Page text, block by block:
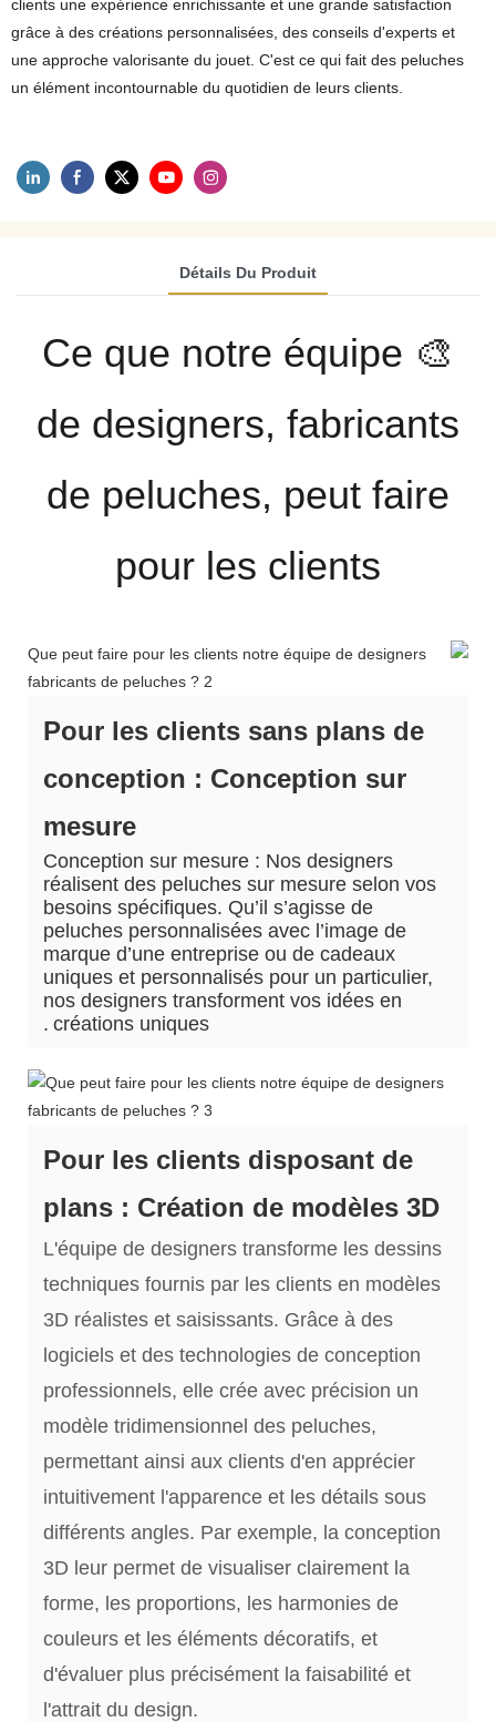
clients une expérience enrichissante et une grande satisfaction
grâce à des créations personnalisées, des conseils d'experts et
une approche valorisante du jouet. C'est ce qui fait des peluches
un élément incontournable du quotidien de leurs clients.
Détails Du Produit
🎨 Ce que notre équipe
de designers, fabricants
de peluches, peut faire
pour les clients
Pour les clients sans plans de
conception : Conception sur
mesure
Conception sur mesure : Nos designers
réalisent des peluches sur mesure selon vos
besoins spécifiques. Qu’il s’agisse de
peluches personnalisées avec l’image de
marque d’une entreprise ou de cadeaux
uniques et personnalisés pour un particulier,
nos designers transforment vos idées en
créations uniques
.
Pour les clients disposant de
plans : Création de modèles 3D
L'équipe de designers transforme les dessins
techniques fournis par les clients en modèles
3D réalistes et saisissants. Grâce à des
logiciels et des technologies de conception
professionnels, elle crée avec précision un
modèle tridimensionnel des peluches,
permettant ainsi aux clients d'en apprécier
intuitivement l'apparence et les détails sous
différents angles. Par exemple, la conception
3D leur permet de visualiser clairement la
forme, les proportions, les harmonies de
couleurs et les éléments décoratifs, et
d'évaluer plus précisément la faisabilité et
l'attrait du design.